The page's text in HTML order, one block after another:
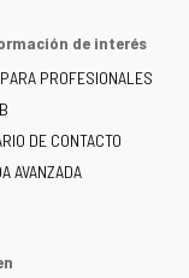
de interés
PROFESIONALES
DE CONTACTO
AVANZADA